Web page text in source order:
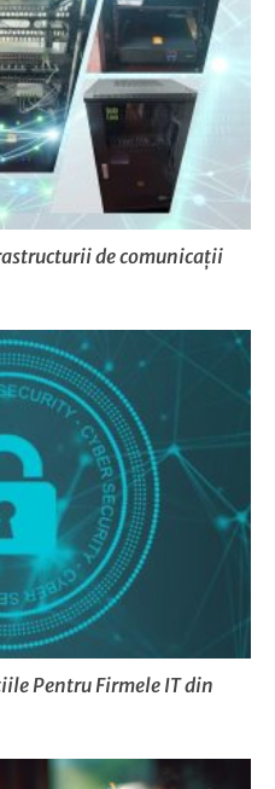
de comunicații
Pentru Firmele IT din